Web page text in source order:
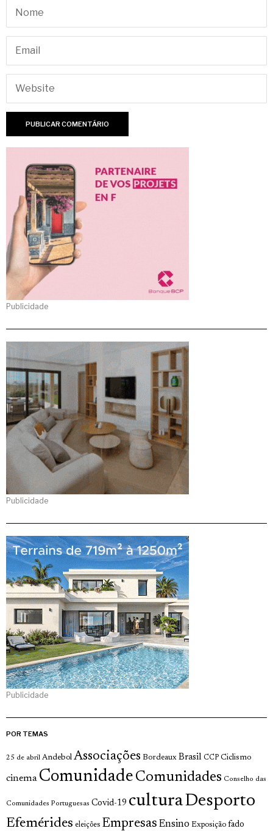
Publicidade
Publicidade
Publicidade
POR TEMAS
25 de abril Andebol Associações Bordeaux Brasil CCP Ciclismo
cinema Comunidade Comunidades Conselho das
Comunidades Portuguesas Covid-19 culturaDesporto
Efemérides eleições Empresas Ensino Exposição fado